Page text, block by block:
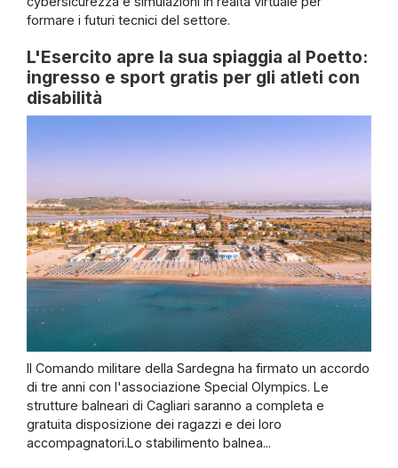
formare i futuri tecnici del settore.
L'Esercito apre la sua spiaggia al Poetto:
ingresso e sport gratis per gli atleti con
disabilità
Il Comando militare della Sardegna ha firmato un accordo
di tre anni con l'associazione Special Olympics. Le
strutture balneari di Cagliari saranno a completa e
gratuita disposizione dei ragazzi e dei loro
accompagnatori.Lo stabilimento balnea...